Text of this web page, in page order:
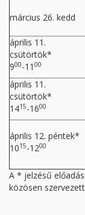
március 26. kedd
április 11.
csütörtök*
900-11 00
április 11.
csütörtök*
1415-1600
április 12. péntek*
1015-1200
A * jelzésű
közösen